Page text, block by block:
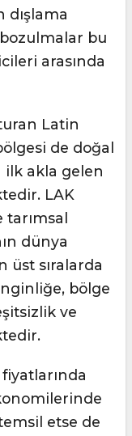
dışlama
bu
arasında
Latin
de doğal
ilk akla gelen
LAK
dünya
üst sıralarda
bölge
ve
etse de